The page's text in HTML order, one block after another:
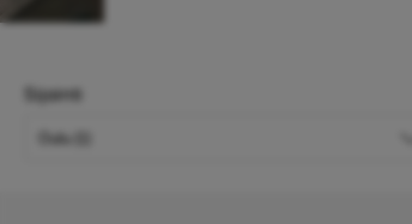
Sijainti